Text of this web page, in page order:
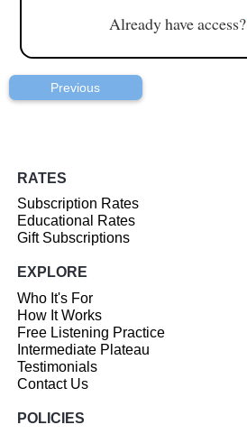
Already have access?
Previous
RATES
Subscription Rates
Educational Rates
Gift Subscriptions
EXPLORE
Who It's For
How It Works
Free Listening Practice
Intermediate Plateau
Testimonials
Contact Us
POLICIES